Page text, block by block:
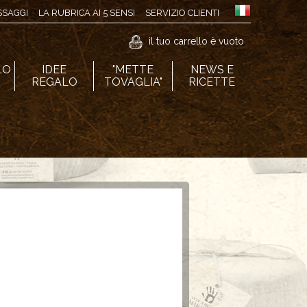
LA RUBRICA AI 5 SENSI SERVIZIO CLIENTI
il tuo carrello è vuoto
IDEE
REGALO
"METTE
TOVAGLIA"
NEWS E
RICETTE